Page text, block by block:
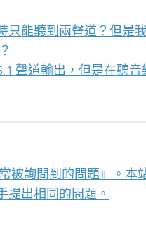
只能聽到兩聲道？但是
聲道輸出，但是在聽
被詢問到的問題』。
提出相同的問題。